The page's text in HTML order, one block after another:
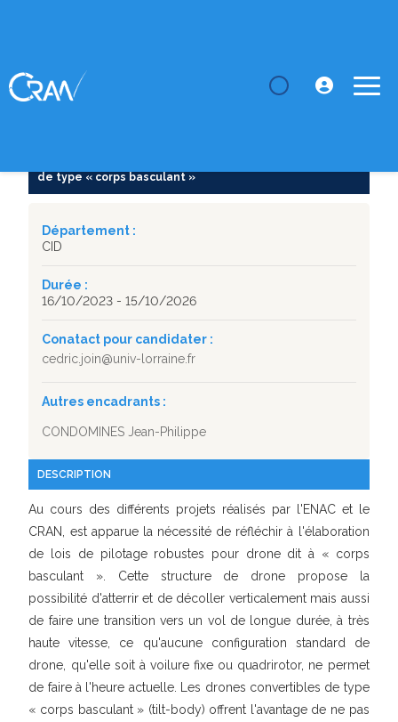
Thèses
convertible de type «...
de type « corps basculant »
Département :
CID
Durée :
16/10/2023 - 15/10/2026
Conatact pour candidater :
cedric.join@univ-lorraine.fr
Autres encadrants :
CONDOMINES Jean-Philippe
DESCRIPTION
Au cours des différents projets réalisés par l'ENAC et le
CRAN, est apparue la nécessité de réfléchir à l'élaboration
de lois de pilotage robustes pour drone dit à « corps
basculant ». Cette structure de drone propose la
possibilité d'atterrir et de décoller verticalement mais aussi
de faire une transition vers un vol de longue durée, à très
haute vitesse, ce qu'aucune configuration standard de
drone, qu'elle soit à voilure fixe ou quadrirotor, ne permet
de faire à l'heure actuelle. Les drones convertibles de type
« corps basculant » (tilt-body) offrent l'avantage de ne pas